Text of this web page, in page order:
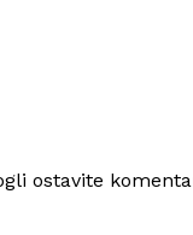
ostavite